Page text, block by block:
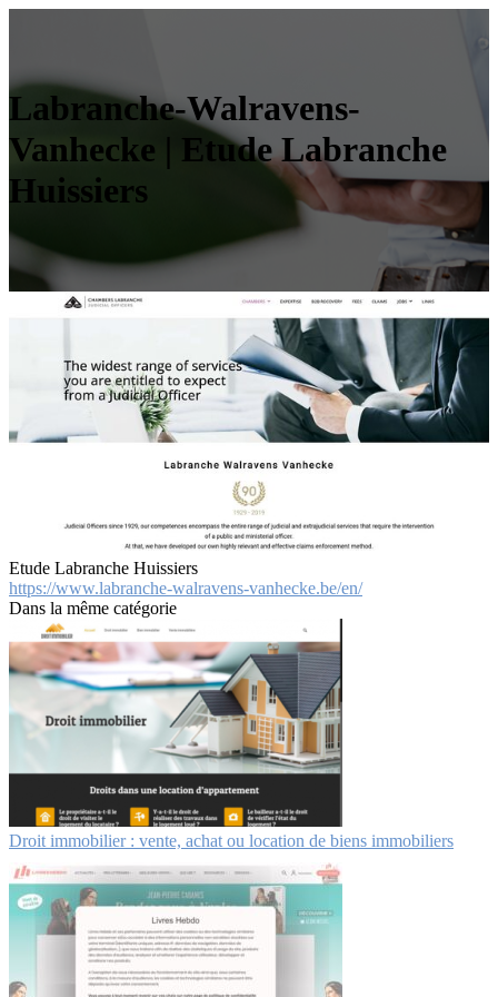
Labranche-Walravens-
Vanhecke | Etude Labranche
Huissiers
Etude Labranche Huissiers
https://www.labranche-walravens-vanhecke.be/en/
Dans la même catégorie
Droit immobilier : vente, achat ou location de biens immobiliers